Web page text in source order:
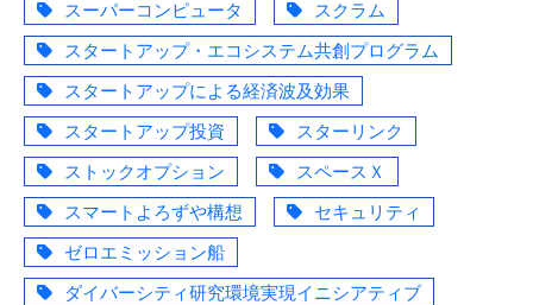
スーパーコンピュータ
スクラム
スタートアップ・エコシステム共創プログラム
スタートアップによる経済波及効果
スタートアップ投資
スターリンク
ストックオプション
スペースＸ
スマートよろずや構想
セキュリティ
ゼロエミッション船
ダイバーシティ研究環境実現イニシアティブ